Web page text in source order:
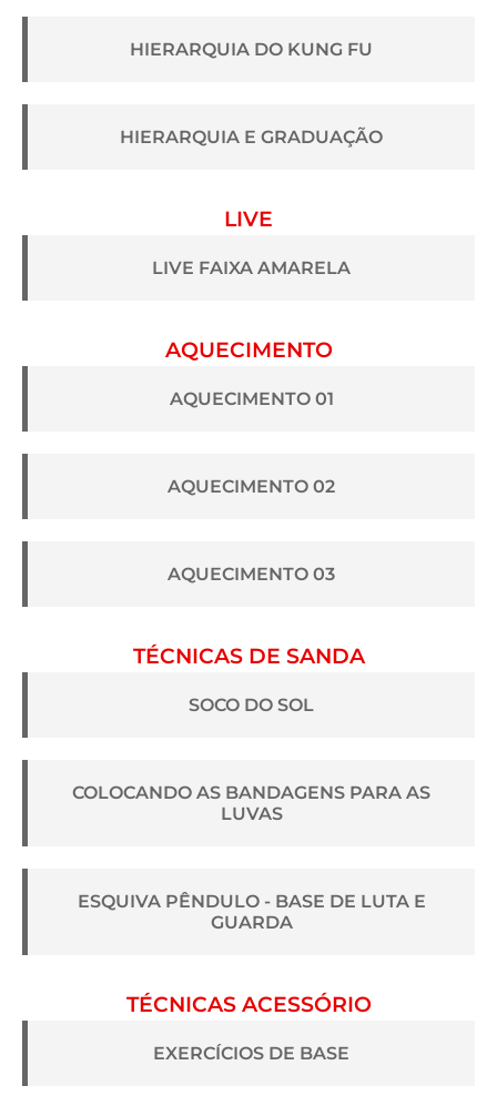
HIERARQUIA DO KUNG FU
HIERARQUIA E GRADUAÇÃO
LIVE
LIVE FAIXA AMARELA
AQUECIMENTO
AQUECIMENTO 01
AQUECIMENTO 02
AQUECIMENTO 03
TÉCNICAS DE SANDA
SOCO DO SOL
COLOCANDO AS BANDAGENS PARA AS
LUVAS
ESQUIVA PÊNDULO - BASE DE LUTA E
GUARDA
TÉCNICAS ACESSÓRIO
EXERCÍCIOS DE BASE